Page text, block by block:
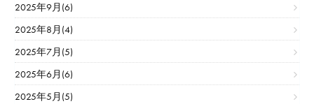
2025年9月(6)
2025年8月(4)
2025年7月(5)
2025年6月(6)
2025年5月(5)